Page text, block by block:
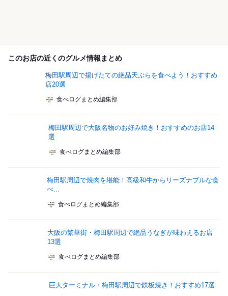
このお店の近くのグルメ情報まとめ
梅田駅周辺で揚げたての絶品天ぷらを食べよう！おすすめ
店20選
食べログまとめ編集部
梅田駅周辺で大阪名物のお好み焼き！おすすめのお店14
選
食べログまとめ編集部
梅田駅周辺で焼肉を堪能！高級和牛からリーズナブルな食
べ...
食べログまとめ編集部
大阪の繁華街・梅田駅周辺で絶品うなぎが味わえるお店
13選
食べログまとめ編集部
巨大ターミナル・梅田駅周辺で鉄板焼き！おすすめ17選